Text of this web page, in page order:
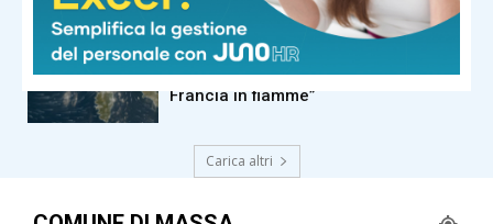
dalla Toscana
Odore di bruciato ma non ci sono
incendi. I vigili del fuoco: “Arriva dalla
Francia in fiamme”
Carica altri